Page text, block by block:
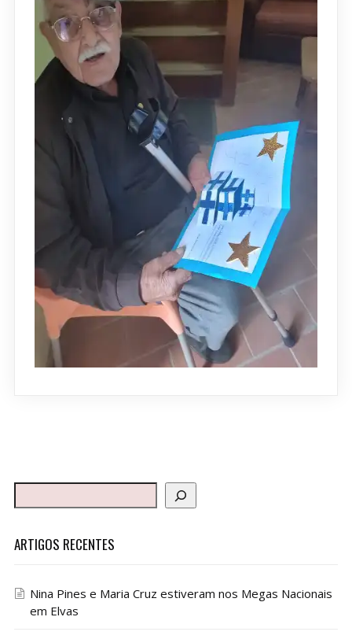
ARTIGOS RECENTES
Nina Pines e Maria Cruz estiveram nos Megas Nacionais
em Elvas